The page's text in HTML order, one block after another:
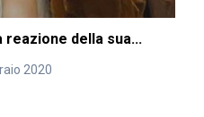
reazione della sua...
2020